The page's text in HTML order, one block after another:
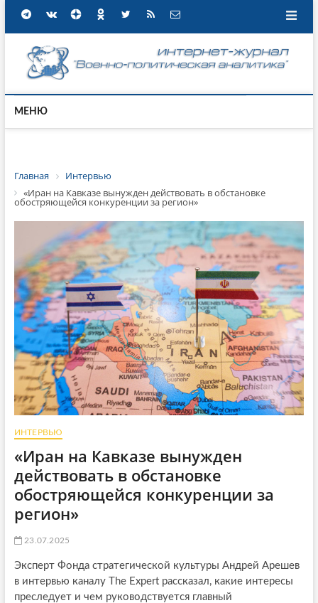
МЕНЮ
Главная
Интервью
«Иран на Кавказе вынужден действовать в обстановке
обостряющейся конкуренции за регион»
ИНТЕРВЬЮ
«Иран на Кавказе вынужден
действовать в обстановке
обостряющейся конкуренции за
регион»
23.07.2025
Эксперт Фонда стратегической культуры Андрей Арешев
в интервью каналу The Expert рассказал, какие интересы
преследует и чем руководствуется главный